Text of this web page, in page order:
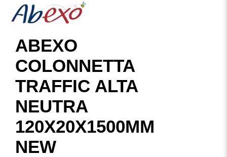
ABEXO
COLONNETTA
TRAFFIC ALTA
NEUTRA
120X20X1500MM
NEW